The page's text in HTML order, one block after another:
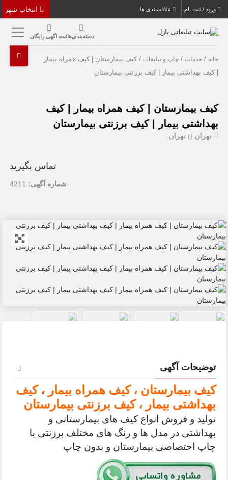
ورود / ثبت نام علاقه‌مندی ها
دسته‌بندی‌هاثبت اگهی رایگان
خانه /خدمات /چاپ و تبلیغات / کیف بیمارستان | کیف همراه بیمار
| کیف بهداشتی بیمار | کیف برزنتی بیمارستان
کیف بیمارستان | کیف همراه بیمار | کیف
بهداشتی بیمار | کیف برزنتی بیمارستان
تهران تهران
تماس بگیرید
شماره آگهی: 4211
توضیحات آگهی
کیف بیمارستان ، کیف همراه بیمار ، کیف
بهداشتی بیمار ، کیف برزنتی بیمارستان
تولید و فروش انواع کیف های بیمارستانی و
بهداشتی در مدل ها و رنگ های مختلف برزنتی با
چاپ اختصاصی بیمارستان و بدون چاپ